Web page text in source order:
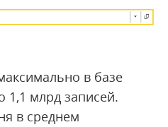
в базе
1,1 млрд записей.
в среднем